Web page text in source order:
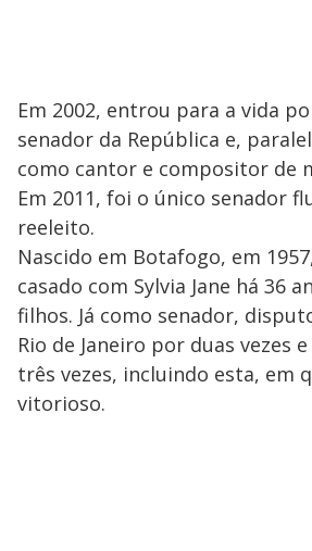
Em 2002, entrou para a vida
senador da República e,
como cantor e compositor de
Em 2011, foi o único senador
reeleito.
Nascido em Botafogo, em
casado com Sylvia Jane há 36
filhos. Já como senador,
Rio de Janeiro por duas vezes
três vezes, incluindo esta, em
vitorioso.